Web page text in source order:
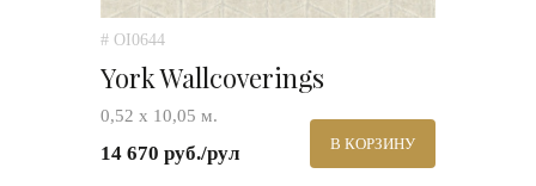
# OI0644
York Wallcoverings
0,52 х 10,05 м.
14 670 руб./рул В КОРЗИНУ